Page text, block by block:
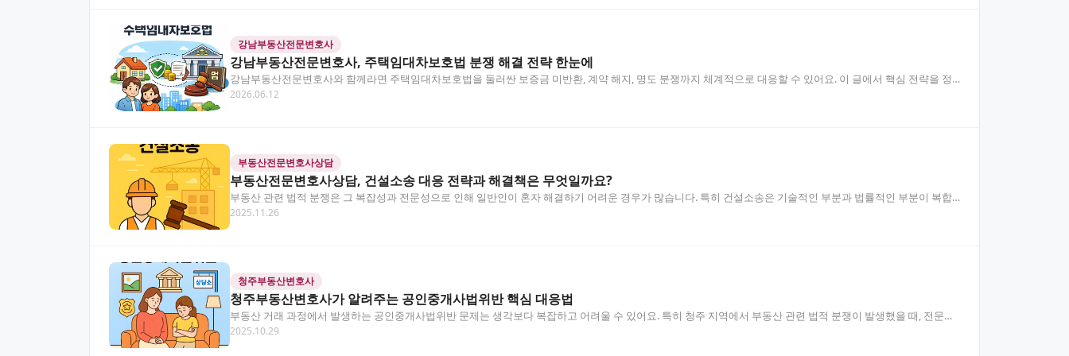
강남부동산전문변호사
강남부동산전문변호사, 주택임대차보호법 분쟁 해결 전략 한눈에
강남부동산전문변호사와 함께라면 주택임대차보호법을 둘러싼 보증금 미반환, 계약 해지, 명도 분쟁까지 체계적으로 대응할 수 있어요. 이 글에서 핵심 전략을 정
리해드릴게요. 목차 강남부…
2026.06.12
부동산전문변호사상담
부동산전문변호사상담, 건설소송 대응 전략과 해결책은 무엇일까요?
부동산 관련 법적 분쟁은 그 복잡성과 전문성으로 인해 일반인이 혼자 해결하기 어려운 경우가 많습니다. 특히 건설소송은 기술적인 부분과 법률적인 부분이 복합
적으로 얽혀 있어 전문가의…
2025.11.26
청주부동산변호사
청주부동산변호사가 알려주는 공인중개사법위반 핵심 대응법
부동산 거래 과정에서 발생하는 공인중개사법위반 문제는 생각보다 복잡하고 어려울 수 있어요. 특히 청주 지역에서 부동산 관련 법적 분쟁이 발생했을 때, 전문적
인 법률 조력이 필요한…
2025.10.29